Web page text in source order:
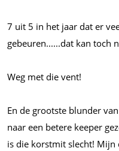
7 uit 5 in het jaar dat er
gebeuren......dat kan toch
Weg met die vent!
En de grootste blunder
naar een betere keeper
is die korstmit slecht! Mijn